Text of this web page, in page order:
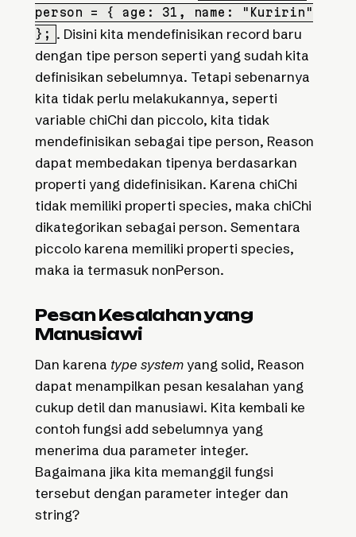
person = { age: 31, name: "Kuririn"
};
. Disini kita mendefinisikan record baru
dengan tipe person seperti yang sudah kita
definisikan sebelumnya. Tetapi sebenarnya
kita tidak perlu melakukannya, seperti
variable chiChi dan piccolo, kita tidak
mendefinisikan sebagai tipe person, Reason
dapat membedakan tipenya berdasarkan
properti yang didefinisikan. Karena chiChi
tidak memiliki properti species, maka chiChi
dikategorikan sebagai person. Sementara
piccolo karena memiliki properti species,
maka ia termasuk nonPerson.
Pesan Kesalahan yang
Manusiawi
Dan karena type systemyang solid, Reason
dapat menampilkan pesan kesalahan yang
cukup detil dan manusiawi. Kita kembali ke
contoh fungsi add sebelumnya yang
menerima dua parameter integer.
Bagaimana jika kita memanggil fungsi
tersebut dengan parameter integer dan
string?